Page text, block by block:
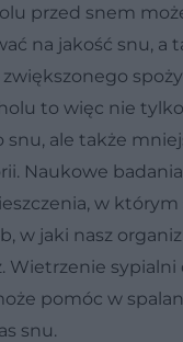
przed snem
na jakość snu, a
to więc nie
ale także
Naukowe
w którym
w jaki nasz
Wietrzenie sypialni
pomóc w
snu.